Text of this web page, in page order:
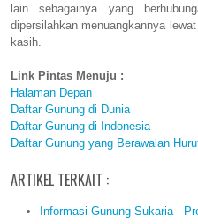
lain sebagainya yang
dipersilahkan menuangkannya
kasih.
Link Pintas Menuju :
Halaman Depan
Daftar Gunung di Dunia
Daftar Gunung di Indonesia
Daftar Gunung yang Berawalan
ARTIKEL TERKAIT :
Informasi Gunung Sukaria -